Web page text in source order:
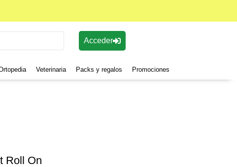
Acceder
Veterinaria Packs y regalos Promociones
Roll On